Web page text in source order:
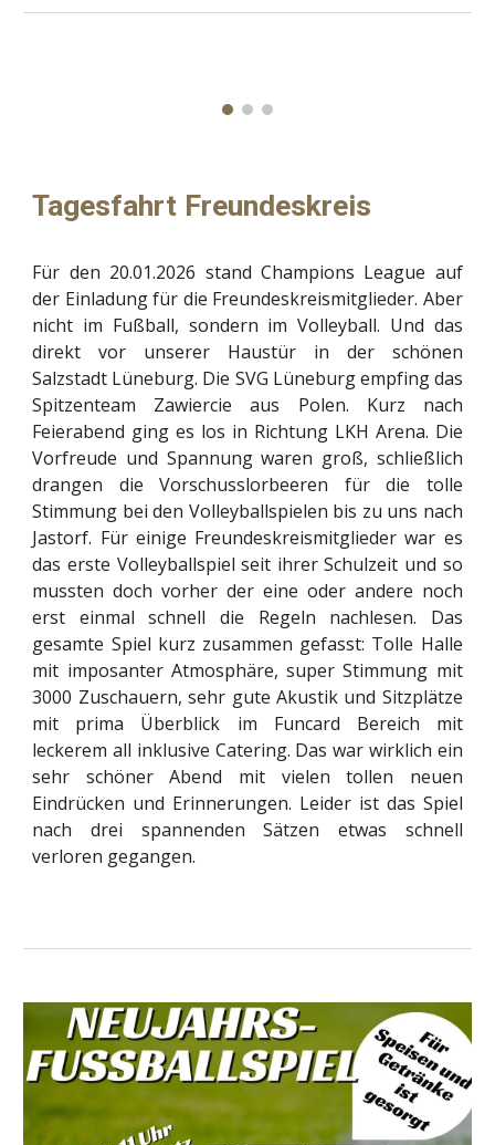
Tagesfahrt Freundeskreis
Für den 20.01.2026 stand Champions League auf
der Einladung für die Freundeskreismitglieder. Aber
nicht im Fußball, sondern im Volleyball. Und das
direkt vor unserer Haustür in der schönen
Salzstadt Lüneburg. Die SVG Lüneburg empfing das
Spitzenteam Zawiercie aus Polen. Kurz nach
Feierabend ging es los in Richtung LKH Arena. Die
Vorfreude und Spannung waren groß, schließlich
drangen die Vorschusslorbeeren für die tolle
Stimmung bei den Volleyballspielen bis zu uns nach
Jastorf. Für einige Freundeskreismitglieder war es
das erste Volleyballspiel seit ihrer Schulzeit und so
mussten doch vorher der eine oder andere noch
erst einmal schnell die Regeln nachlesen. Das
gesamte Spiel kurz zusammen gefasst: Tolle Halle
mit imposanter Atmosphäre, super Stimmung mit
3000 Zuschauern, sehr gute Akustik und Sitzplätze
mit prima Überblick im Funcard Bereich mit
leckerem all inklusive Catering. Das war wirklich ein
sehr schöner Abend mit vielen tollen neuen
Eindrücken und Erinnerungen. Leider ist das Spiel
nach drei spannenden Sätzen etwas schnell
verloren gegangen.